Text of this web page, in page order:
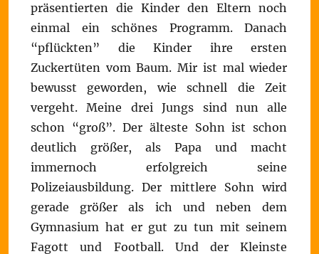
präsentierten die Kinder den Eltern noch
einmal ein schönes Programm. Danach
“pflückten” die Kinder ihre ersten
Zuckertüten vom Baum. Mir ist mal wieder
bewusst geworden, wie schnell die Zeit
vergeht. Meine drei Jungs sind nun alle
schon “groß”. Der älteste Sohn ist schon
deutlich größer, als Papa und macht
immernoch erfolgreich seine
Polizeiausbildung. Der mittlere Sohn wird
gerade größer als ich und neben dem
Gymnasium hat er gut zu tun mit seinem
Fagott und Football. Und der Kleinste